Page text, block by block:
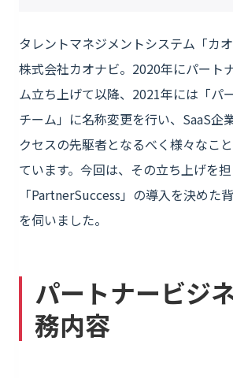
タレントマネジメントシステム「カ
株式会社カオナビ。2020年にパート
ム立ち上げて以降、2021年には「パ
チーム」に名称変更を行い、SaaS企
クセスの先駆者となるべく様々なこ
ています。今回は、その立ち上げを
「PartnerSuccess」の導入を決めた
を伺いました。
パートナービジ
務内容